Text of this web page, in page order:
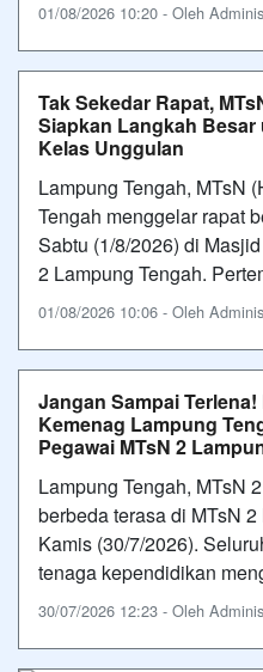
01/08/2026 10:20 - Oleh
Tak Sekedar Rapat,
Siapkan Langkah
Kelas Unggulan
Lampung Tengah, MTsN
Tengah menggelar rapat
Sabtu (1/8/2026) di
2 Lampung Tengah.
01/08/2026 10:06 - Oleh
Jangan Sampai
Kemenag Lampung
Pegawai MTsN 2
Lampung Tengah, MTsN
berbeda terasa di MTsN
Kamis (30/7/2026).
tenaga kependidikan
30/07/2026 12:23 - Oleh